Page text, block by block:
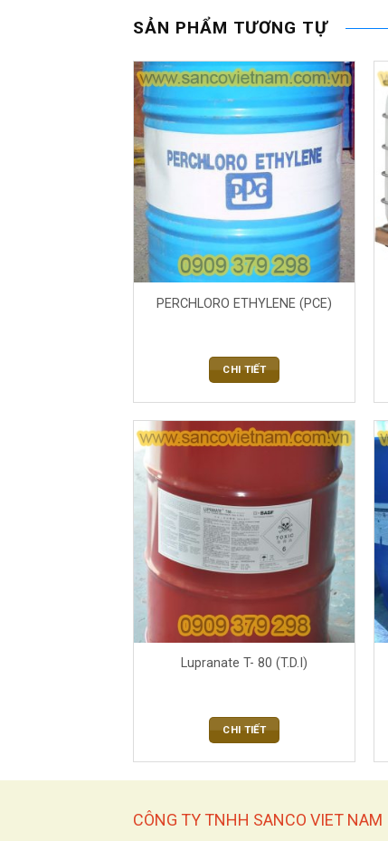
SẢN PHẨM TƯƠNG TỰ
PERCHLORO ETHYLENE (PCE)
CHI TIẾT
Lupranate T- 80 (T.D.I)
CHI TIẾT
CÔNG TY TNHH SANCO VIET NAM